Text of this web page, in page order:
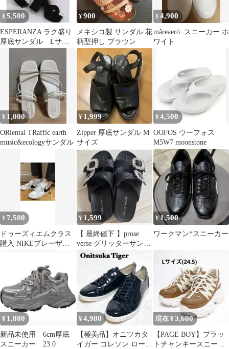
¥ 5,500
ESPERANZA ラク盛り
厚底サンダル Lサイ
¥900
メキシコ製 サンダル 花
柄型押し ブラウン
¥4,900
mâreaerö. スニーカー ホ
ワイト
¥ 1,000
ORiental TRaffic earth
music&ecologyサンダル
¥ 1,999
Zipper 厚底サンダル M
サイズ
¥ 4,500
OOFOS ウーフォス
M5W7 moonstone
¥ 7,500
ドゥーズィエムクラス
購入 NIKEブレーザー
¥ 1,599
【 最終値下 】prose
verse グリッターサンダ
ル 黒
¥1,500
ワークマン*スニーカー
¥ 1,800
新品未使用 6cm厚底
スニーカー 23.0
¥4,980
【極美品】オニツカタ
イガー コレソン ロー
現在 ¥3,600
【PAGE BOY】プラッ
トチャンキースニーカ